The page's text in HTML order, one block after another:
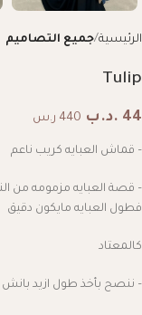
الرئيسية جميع التصاميم
Tulip
44 .د.ب 440 ر.س
– قماش العبايه كريب ناعم
– قصة العبايه مزمومه من
فطول العبايه مايكون دقيق
كالمعتاد
– ننصح بأخذ طول ازيد بانش